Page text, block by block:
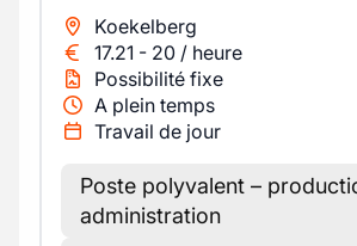
Koekelberg
17.21 - 20 / heure
Possibilité fixe
A plein temps
Travail de jour
Poste polyvalent –
administration